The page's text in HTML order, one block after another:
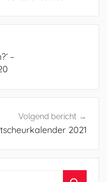
–
Volgend bericht
2021